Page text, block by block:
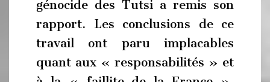
génocide des Tutsi a remis son
rapport. Les conclusions de ce
travail ont paru implacables
quant aux « responsabilités » et